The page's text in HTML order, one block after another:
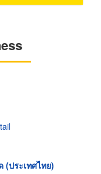
(ประเทศไทย)